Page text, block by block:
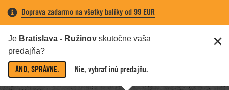
Doprava zadarmo na všetky balíky od 99 EUR
Je Bratislava - Ružinov skutočne vaša
predajňa?
ÁNO, SPRÁVNE. Nie, vybrať inú predajňu.